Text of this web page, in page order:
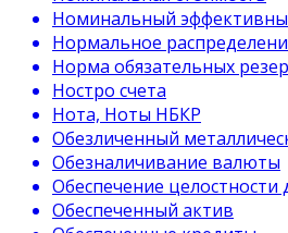
Номинальный
Нормальное
Норма обязательных
Ностро счета
Нота, Ноты НБКР
Обезличенный
Обезналичивание валюты
Обеспечение целостности
Обеспеченный актив